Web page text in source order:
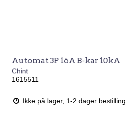
Automat 3P 16A B-kar 10kA
Chint
1615511
Ikke på lager, 1-2 dager bestilling